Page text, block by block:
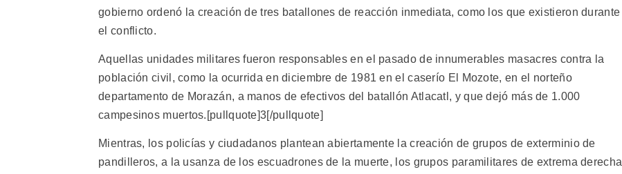
gobierno ordenó la creación de tres batallones de reacción inmediata, como los que existieron durante
el conflicto.
Aquellas unidades militares fueron responsables en el pasado de innumerables masacres contra la
población civil, como la ocurrida en diciembre de 1981 en el caserío El Mozote, en el norteño
departamento de Morazán, a manos de efectivos del batallón Atlacatl, y que dejó más de 1.000
campesinos muertos.[pullquote]3[/pullquote]
Mientras, los policías y ciudadanos plantean abiertamente la creación de grupos de exterminio de
pandilleros, a la usanza de los escuadrones de la muerte, los grupos paramilitares de extrema derecha